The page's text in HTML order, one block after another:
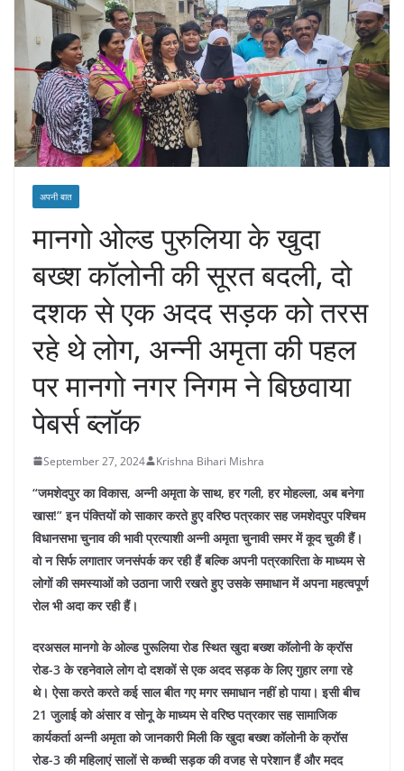
अपनी बात
मानगो ओल्ड पुरुलिया के खुदा
बख्श कॉलोनी की सूरत बदली, दो
दशक से एक अदद सड़क को तरस
रहे थे लोग, अन्नी अमृता की पहल
पर मानगो नगर निगम ने बिछवाया
पेबर्स ब्लॉक
September 27, 2024 Krishna Bihari Mishra
“जमशेदपुर का विकास, अन्नी अमृता के साथ, हर गली, हर मोहल्ला, अब बनेगा
खास!” इन पंक्तियों को साकार करते हुए वरिष्ठ पत्रकार सह जमशेदपुर पश्चिम
विधानसभा चुनाव की भावी प्रत्याशी अन्नी अमृता चुनावी समर में कूद चुकी हैं।
वो न सिर्फ लगातार जनसंपर्क कर रही हैं बल्कि अपनी पत्रकारिता के माध्यम से
लोगों की समस्याओं को उठाना जारी रखते हुए उसके समाधान में अपना महत्वपूर्ण
रोल भी अदा कर रही हैं।
दरअसल मानगो के ओल्ड पुरूलिया रोड स्थित खुदा बख्श कॉलोनी के क्रॉस
रोड-3 के रहनेवाले लोग दो दशकों से एक अदद सड़क के लिए गुहार लगा रहे
थे। ऐसा करते करते कई साल बीत गए मगर समाधान नहीं हो पाया। इसी बीच
21 जुलाई को अंसार व सोनू के माध्यम से वरिष्ठ पत्रकार सह सामाजिक
कार्यकर्ता अन्नी अमृता को जानकारी मिली कि खुदा बख्श कॉलोनी के क्रॉस
रोड-3 की महिलाएं सालों से कच्ची सड़क की वजह से परेशान हैं और मदद